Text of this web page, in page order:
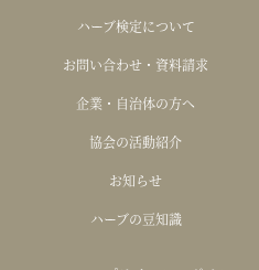
ハーブ検定について
お問い合わせ・資料請求
企業・自治体の方へ
協会の活動紹介
お知らせ
ハーブの豆知識